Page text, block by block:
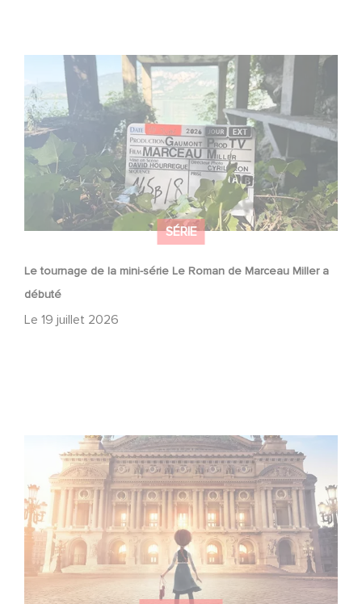
SÉRIE
Le tournage de la mini-série Le Roman de Marceau Miller a
débuté
Le 19 juillet 2026
Le tournage de la mini-série Le Roman de Marceau Miller
a débuté
Gaumont et Good Hero annoncent la suite de Ballerina